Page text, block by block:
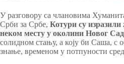
У разговору са члановима
Срби за Србе, Котури су
неком месту у околини Новог
солидном стању, а коју би Саша, с
знање, временом у потпуности